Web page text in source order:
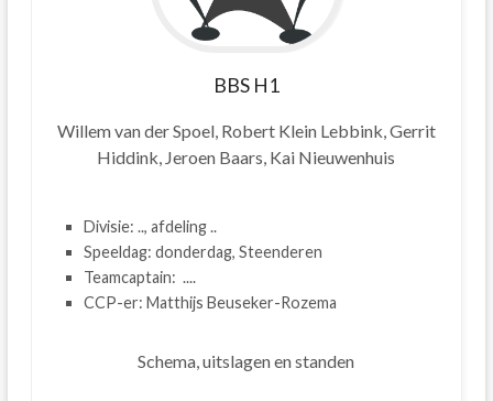
BBS H1
Willem van der Spoel, Robert Klein Lebbink, Gerrit
Hiddink, Jeroen Baars, Kai Nieuwenhuis
Divisie: .., afdeling ..
Speeldag: donderdag, Steenderen
Teamcaptain: ....
CCP-er: Matthijs Beuseker-Rozema
Schema, uitslagen en standen